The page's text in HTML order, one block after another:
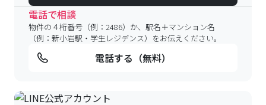
電話で相談
物件の４桁番号（例：2486）か、駅名＋マンション名
（例：新小岩駅・学生レジデンス）をお伝えください。
電話する（無料）